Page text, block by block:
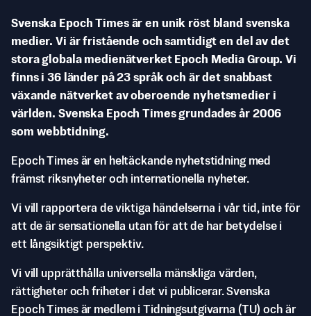
Svenska Epoch Times är en unik röst bland svenska
medier. Vi är fristående och samtidigt en del av det
stora globala medienätverket Epoch Media Group. Vi
finns i 36 länder på 23 språk och är det snabbast
växande nätverket av oberoende nyhetsmedier i
världen. Svenska Epoch Times grundades år 2006
som webbtidning.
Epoch Times är en heltäckande nyhetstidning med
främst riksnyheter och internationella nyheter.
Vi vill rapportera de viktiga händelserna i vår tid, inte för
att de är sensationella utan för att de har betydelse i
ett långsiktigt perspektiv.
Vi vill upprätthålla universella mänskliga värden,
rättigheter och friheter i det vi publicerar. Svenska
Epoch Times är medlem i Tidningsutgivarna (TU) och är